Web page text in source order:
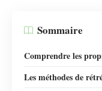
Sommaire
Comprendre les
Les méthodes de